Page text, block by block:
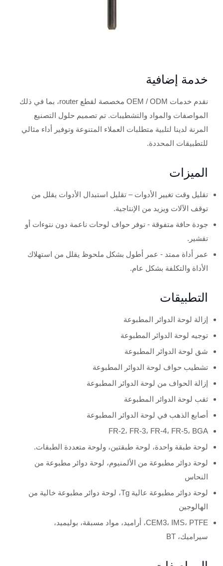
خدمة إضافية
نقدم خدمات OEM / ODM مخصصة لقطع router، بما في ذلك
المواصفات والمواد والتشطيبات. تم تصميم حلول التصنيع
المرنة لدينا لتلبية متطلبات العملاء المتنوعة وتوفير أداء مثالي
للتطبيقات المحددة.
الميزات
تقليل وقت تغيير الأدوات – تقليل استبدال الأدوات يقلل من
توقف الآلات ويزيد من الإنتاجية.
جودة حافة متفوقة - توفر حواف لوحات ناعمة دون نتوءات أو
تقشير.
عمر أداة ممتد - عمر أطول بشكل ملحوظ يقلل من استهلاك
الأداة والتكلفة بشكل عام.
التطبيقات
إزالة لوحة الدوائر المطبوعة
توجيه لوحة الدوائر المطبوعة
شق لوحة الدوائر المطبوعة
تشطيب حواف لوحة الدوائر المطبوعة
إزالة الحواف من لوحة الدوائر المطبوعة
ثقب لوحة الدوائر المطبوعة
أصابع الذهب في لوحة الدوائر المطبوعة
FR-2، FR-3، FR-4، FR-5، BGA
لوحة طبقة واحدة، لوحة طبقتين، ولوحة متعددة الطبقات.
لوحة دوائر مطبوعة من الألمنيوم، لوحة دوائر مطبوعة من
النحاس
لوحة دوائر مطبوعة عالية Tg، لوحة دوائر مطبوعة خالية من
الهالوجين
CEM3، IMS، PTFE، أراميد، مواد مسبقة، بوليميد،
سيراميك، BT